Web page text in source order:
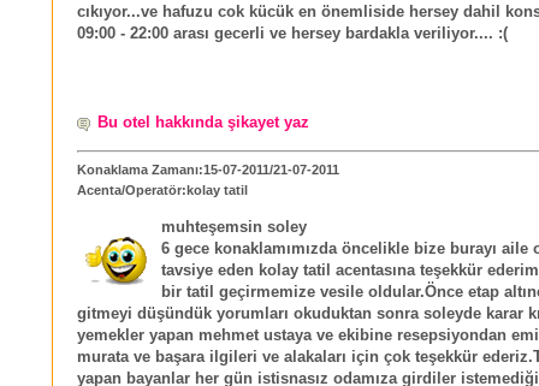
cıkıyor...ve hafuzu cok kücük en önemliside hersey dahil
09:00 - 22:00 arası gecerli ve hersey bardakla veriliyor.... :(
Bu otel hakkında şikayet yaz
Konaklama Zamanı:15-07-2011/21-07-2011
Acenta/Operatör:kolay tatil
muhteşemsin soley
6 gece konaklamımızda öncelikle bize burayı aile
tavsiye eden kolay tatil acentasına teşekkür
bir tatil geçirmemize vesile oldular.Önce etap
gitmeyi düşündük yorumları okuduktan sonra soleyde karar
yemekler yapan mehmet ustaya ve ekibine resepsiyondan
murata ve başara ilgileri ve alakaları için çok teşekkür
yapan bayanlar her gün istisnasız odamıza girdiler